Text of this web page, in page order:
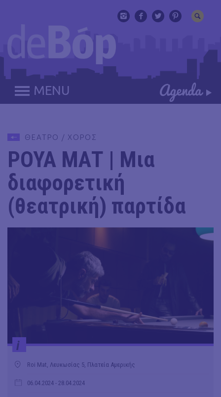
MENU
ΘΕΑΤΡΟ / ΧΟΡΟΣ
ΡΟΥΑ ΜΑΤ | Μια
διαφορετική
(θεατρική) παρτίδα
i
Roi Mat, Λευκωσίας 5, Πλατεία Αμερικής
06.04.2024 - 28.04.2024